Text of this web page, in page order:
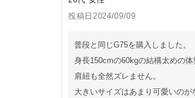
投稿日 2024/09/09
普段と同じG75を購入しました。
身長150cmの60kgの結構太めの
肩紐も全然ズレません。
大きいサイズはあまり可愛いの